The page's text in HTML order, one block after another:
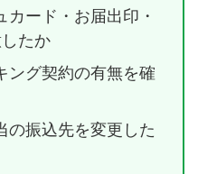
ード・お届出印・
たか
ング契約の有無を確
の振込先を変更した